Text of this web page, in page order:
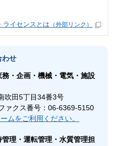
ライセンスとは （外部リンク）
わせ
務・企画・機械・電気・施設
吹田5丁目34番3号
クス番号：06-6369-5150
ムをご利用ください。
管理・運転管理・水質管理担